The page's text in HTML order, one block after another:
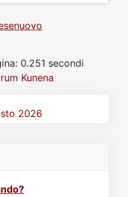
0.251 secondi
Kunena
2026